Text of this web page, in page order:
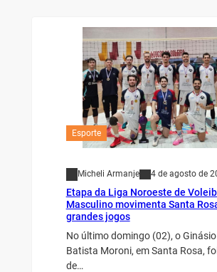
Esporte
Micheli Armanje 4 de agosto de
Etapa da Liga Noroeste de
Masculino movimenta Santa
grandes jogos
No último domingo (02), o
Batista Moroni, em Santa Rosa,
de…